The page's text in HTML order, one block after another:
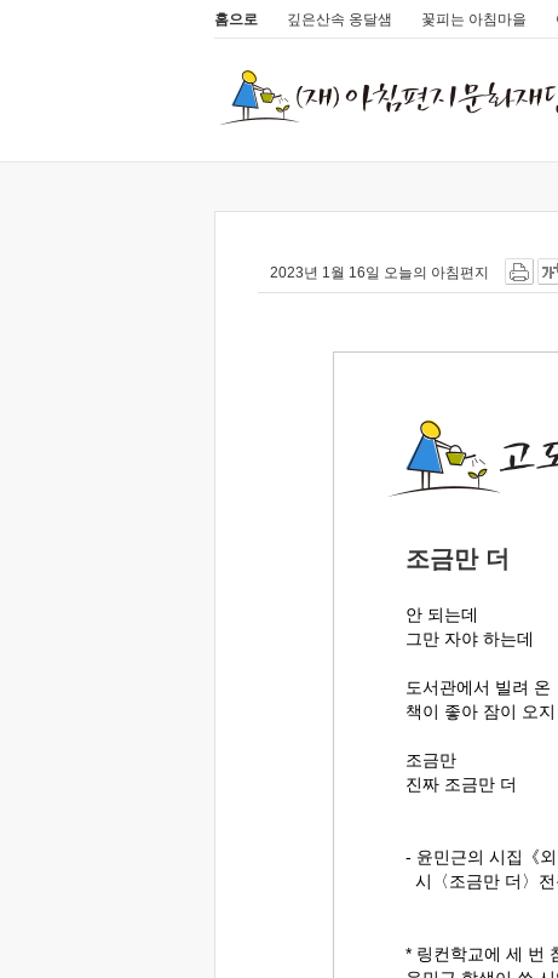
홈으로 깊은산속 옹달샘 꽃피는 아침마을
2023년 1월 16일 오늘의 아침편지
조금만 더
안 되는데
그만 자야 하는데
도서관에서 빌려 온
책이 좋아 잠이 오지
조금만
진짜 조금만 더
- 윤민근의 시집《
시〈조금만 더〉
* 링컨학교에 세 번